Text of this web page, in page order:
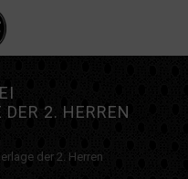
2. HERREN
der 2. Herren